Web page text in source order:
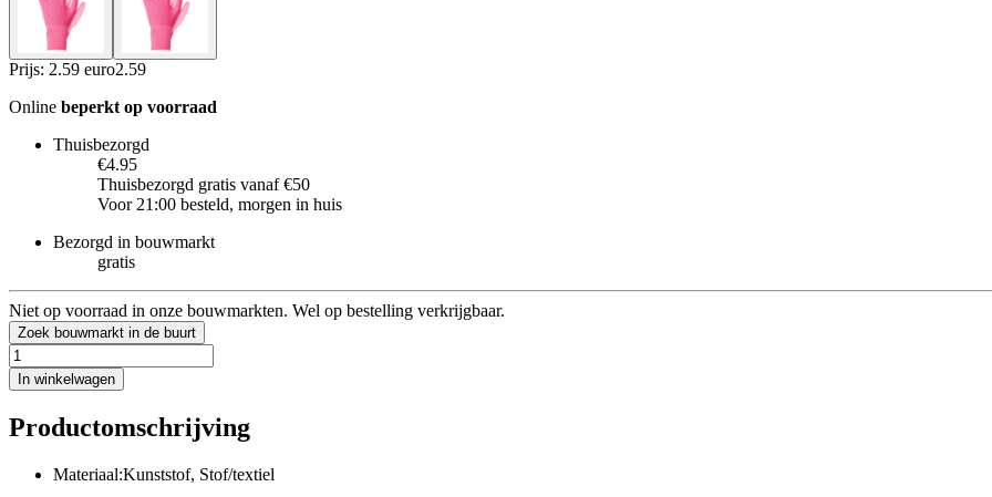
Prijs: 2.59 euro2.59
Online beperkt op voorraad
Thuisbezorgd
€4.95
Thuisbezorgd gratis vanaf €50
Voor 21:00 besteld, morgen in huis
Bezorgd in bouwmarkt
gratis
Niet op voorraad in onze bouwmarkten. Wel op bestelling verkrijgbaar.
Zoek bouwmarkt in de buurt
In winkelwagen
Productomschrijving
Materiaal:Kunststof, Stof/textiel